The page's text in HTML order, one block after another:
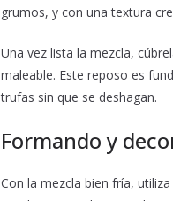
grumos, y con una textura
Una vez lista la mezcla,
maleable. Este reposo es
trufas sin que se deshagan.
Formando y
Con la mezcla bien fría,